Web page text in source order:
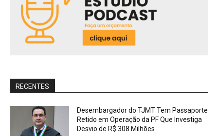
RECENTES
Desembargador do TJMT Tem Passaporte
Retido em Operação da PF Que Investiga
Desvio de R$ 308 Milhões